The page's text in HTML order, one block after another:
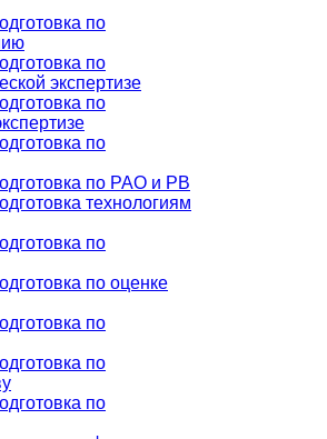
по
по
экспертизе
по
по
по РАО и РВ
технологиям
по
по оценке
по
по
по